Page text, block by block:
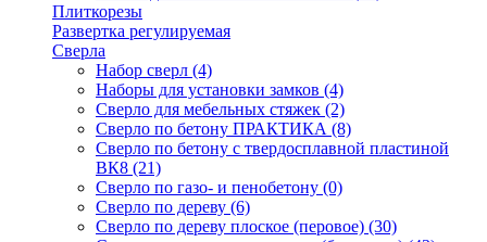
Плиткорезы
Развертка регулируемая
Сверла
Набор сверл (4)
Наборы для установки замков (4)
Сверло для мебельных стяжек (2)
Сверло по бетону ПРАКТИКА (8)
Сверло по бетону с твердосплавной пластиной
ВК8 (21)
Сверло по газо- и пенобетону (0)
Сверло по дереву (6)
Сверло по дереву плоское (перовое) (30)